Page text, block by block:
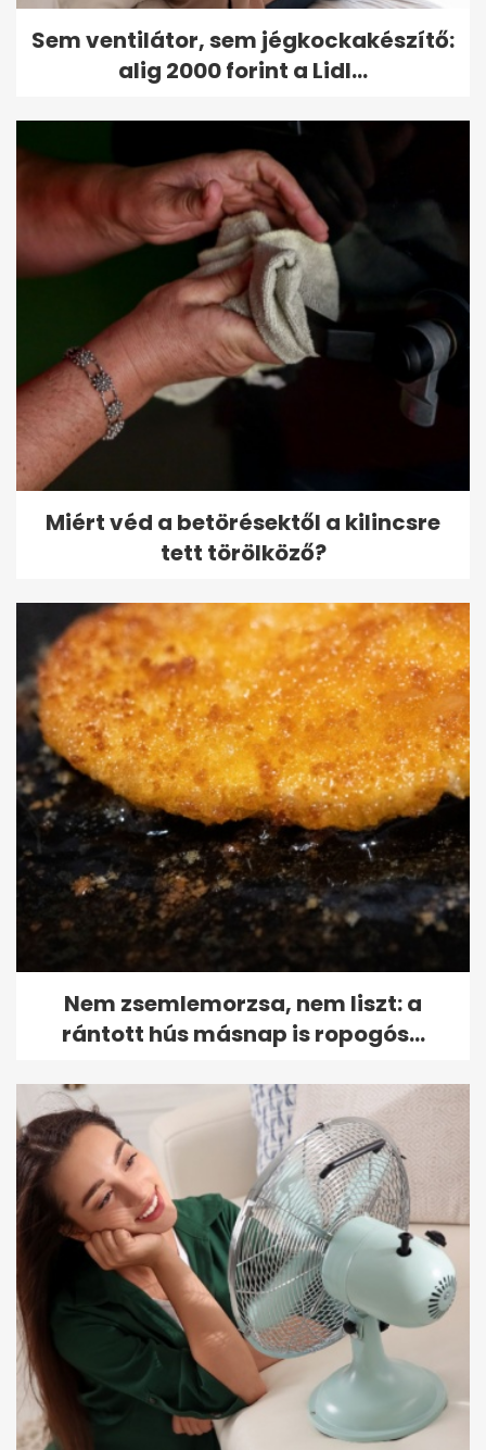
Sem ventilátor, sem jégkockakészítő:
alig 2000 forint a Lidl...
Miért véd a betörésektől a kilincsre
tett törölköző?
Nem zsemlemorzsa, nem liszt: a
rántott hús másnap is ropogós...